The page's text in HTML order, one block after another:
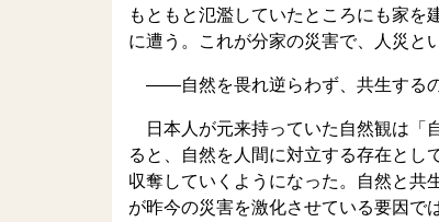
もともと氾濫していたところにも家
に遭う。これが分家の災害で、人災と
――自然を畏れ逆らわず、共生するの
日本人が元来持っていた自然観は「
ると、自然を人間に対立する存在とし
収奪していくようになった。自然と共
が昨今の災害を激化させている要因で